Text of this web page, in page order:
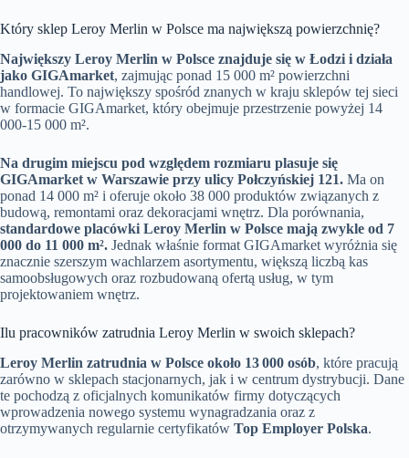
Który sklep Leroy Merlin w Polsce ma największą powierzchnię?
Największy Leroy Merlin w Polsce znajduje się w Łodzi i działa
jako GIGAmarket, zajmując ponad 15 000 m² powierzchni
handlowej. To największy spośród znanych w kraju sklepów tej sieci
w formacie GIGAmarket, który obejmuje przestrzenie powyżej 14
000-15 000 m².
Na drugim miejscu pod względem rozmiaru plasuje się
GIGAmarket w Warszawie przy ulicy Połczyńskiej 121. Ma on
ponad 14 000 m² i oferuje około 38 000 produktów związanych z
budową, remontami oraz dekoracjami wnętrz. Dla porównania,
standardowe placówki Leroy Merlin w Polsce mają zwykle od 7
000 do 11 000 m². Jednak właśnie format GIGAmarket wyróżnia się
znacznie szerszym wachlarzem asortymentu, większą liczbą kas
samoobsługowych oraz rozbudowaną ofertą usług, w tym
projektowaniem wnętrz.
Ilu pracowników zatrudnia Leroy Merlin w swoich sklepach?
Leroy Merlin zatrudnia w Polsce około 13 000 osób, które pracują
zarówno w sklepach stacjonarnych, jak i w centrum dystrybucji. Dane
te pochodzą z oficjalnych komunikatów firmy dotyczących
wprowadzenia nowego systemu wynagradzania oraz z
otrzymywanych regularnie certyfikatów Top Employer Polska.